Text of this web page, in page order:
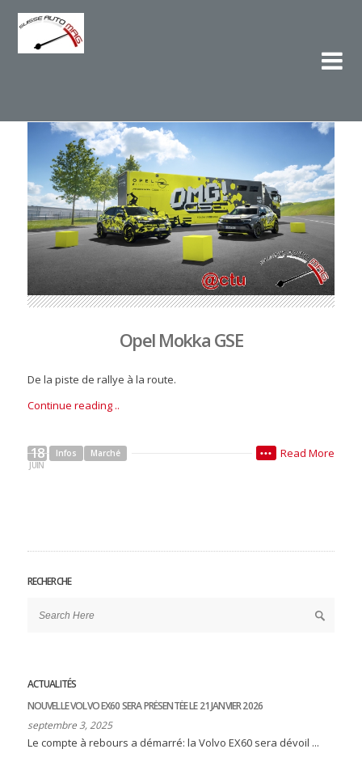
Opel Mokka GSE
De la piste de rallye à la route.
Continue reading ..
18
JUIN
Infos Marché Read More
•••
RECHERCHE
ACTUALITÉS
NOUVELLE VOLVO EX60 SERA PRÉSENTÉE LE 21 JANVIER 2026
septembre 3, 2025
Le compte à rebours a démarré: la Volvo EX60 sera dévoil ...